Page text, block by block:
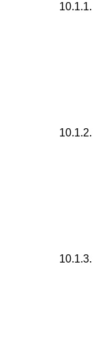
10.1.1.
10.1.2.
10.1.3.